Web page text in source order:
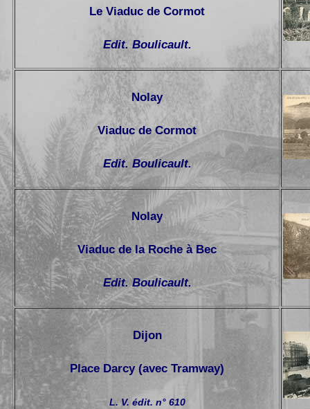
Le Viaduc de Cormot
Edit. Boulicault.
Nolay
Viaduc de Cormot
Edit. Boulicault.
Nolay
Viaduc de la Roche à Bec
Edit. Boulicault.
Dijon
Place Darcy (avec Tramway)
L. V. édit. n° 610